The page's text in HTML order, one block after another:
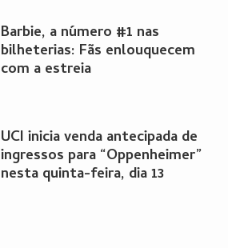
Barbie, a número #1 nas
bilheterias: Fãs enlouquecem
com a estreia
UCI inicia venda antecipada de
ingressos para “Oppenheimer”
nesta quinta-feira, dia 13